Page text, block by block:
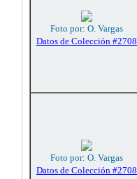
Foto por: O. Vargas
Datos de Colección #2708
Foto por: O. Vargas
Datos de Colección #2708